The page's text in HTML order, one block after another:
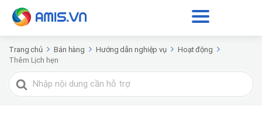
Trang chủ Bán hàng Hướng dẫn nghiệp vụ
Hoạt động
Thêm Lịch hẹn
Tìm
kiếm